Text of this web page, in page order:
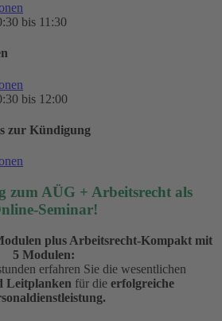
bis 11:30
bis 12:00
zur Kündigung
zum AÜG + Arbeitsrecht als
Seminar!
plus Arbeitsrecht-Kompakt mit
5 Modulen:
erfahren Sie die wesentlichen
Leitplanken für die erfolgreiche
.